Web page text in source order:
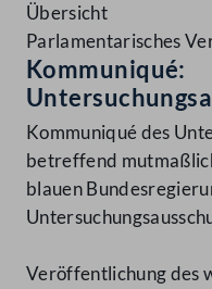
Übersicht
Parlamentarisches
Kommuniqué:
Kommuniqué des
betreffend
blauen
Veröffentlichung des